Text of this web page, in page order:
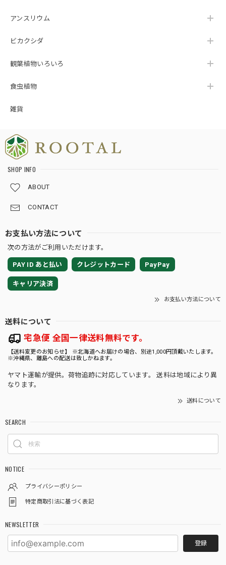
るため、梱包方法や発送のタイミングまで一つ
「感動しました」とのお言葉をいただき、本当
した。
がとうございます🌿 TC Babyは小さな苗だから
こそ、少しでも良い状態でお届けできるよう、
梱包方法や暑さ対策、発送のタイミングまで一
つひとつ心を込めて対応しておりますので、こ
のお言葉はとてもはげみになります💕 トリプル
イエローの生長や、日々の変化を楽しみながら
をいただき、心より感謝申し上げます☘️ 今後と
もROOTALをどうぞよろしくお願いいたしま
アンスリウム
ビカクシダ
観葉植物いろいろ
食虫植物
雑貨
SHOP INFO
ABOUT
CONTACT
お支払い方法について
次の方法がご利用いただけます。
PAY ID あと払い クレジットカード PayPay
キャリア決済
お支払い方法について
送料について
宅急便 全国一律送料無料です。
【送料変更のお知らせ】 ※北海道へお届けの場合、別途1,000円頂戴いたします。
※沖縄県、離島への配送は致しかねます。
ヤマト運輸が提供。荷物追跡に対応しています。 送料は地域により異
なります。
送料について
SEARCH
NOTICE
プライバシーポリシー
特定商取引法に基づく表記
NEWSLETTER
登録